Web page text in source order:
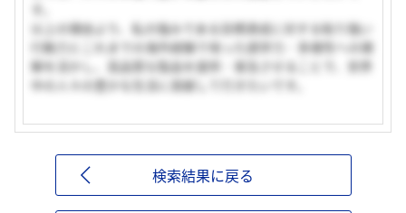
以上の理由より、私の強みである目標達成に対する粘り強い
行動力とこれまでの海外経験で培った語学力・多様性への理
解を活かし、高品質な製品を提供・普及させることで、世界
中の人々の豊かな生活に貢献して行きたいです。
検索結果に戻る